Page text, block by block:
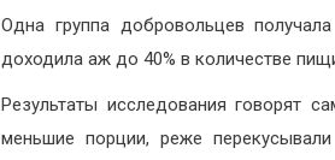
Одна группа добровольцев
доходила аж до 40% в количестве
Результаты исследования говорят
меньшие порции, реже